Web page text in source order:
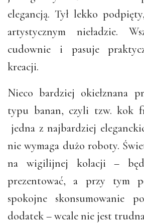
elegancją. Tył lekko
artystycznym nieładzie.
cudownie i pasuje
kreacji.
Nieco bardziej okiełznana
typu banan, czyli tzw. kok
jedna z najbardziej
nie wymaga dużo roboty.
na wigilijnej kolacji –
prezentować, a przy tym
spokojne skonsumowanie
dodatek – wcale nie jest